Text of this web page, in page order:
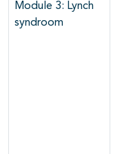
Module 3: Lynch
syndroom